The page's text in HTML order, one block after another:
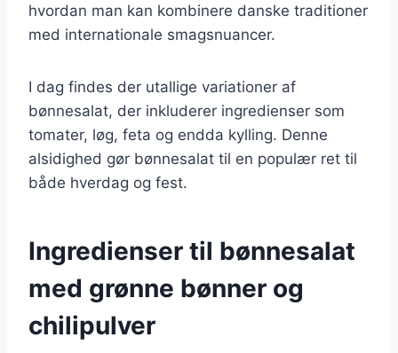
hvordan man kan kombinere danske traditioner
med internationale smagsnuancer.
I dag findes der utallige variationer af
bønnesalat, der inkluderer ingredienser som
tomater, løg, feta og endda kylling. Denne
alsidighed gør bønnesalat til en populær ret til
både hverdag og fest.
Ingredienser til bønnesalat
med grønne bønner og
chilipulver